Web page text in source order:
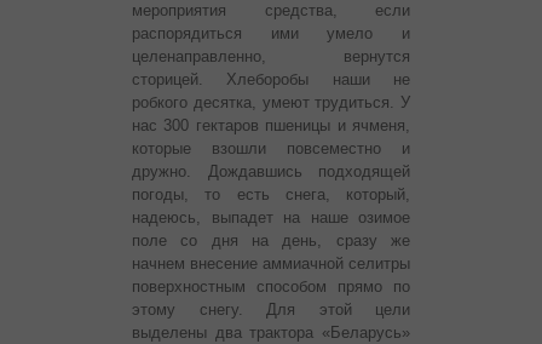
мероприятия средства, если
распорядиться ими умело и
целенаправленно, вернутся
сторицей. Хлеборобы наши не
робкого десятка, умеют трудиться. У
нас 300 гектаров пшеницы и ячменя,
которые взошли повсеместно и
дружно. Дождавшись подходящей
погоды, то есть снега, который,
надеюсь, выпадет на наше озимое
поле со дня на день, сразу же
начнем внесение аммиачной селитры
поверхностным способом прямо по
этому снегу. Для этой цели
выделены два трактора «Беларусь»